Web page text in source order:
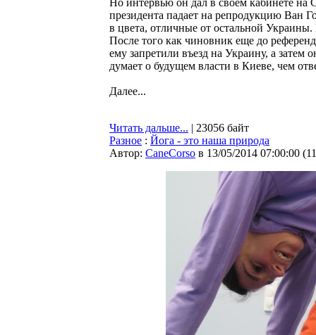
Но интервью он дал в своем кабинете на
президента падает на репродукцию Ван
в цвета, отличные от остальной Украины.
После того как чиновник еще до
ему запретили въезд на Украину, а
думает о будущем власти в Киеве, чем
Далее...
Читать дальше... | 23056 байт
Разное : Йога - это наша природа
Автор: CaneCorso в 13/05/2014 07:00:00 (